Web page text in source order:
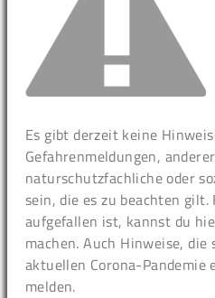
Es gibt derzeit keine
Gefahrenmeldungen,
naturschutzfachliche oder
sein, die es zu beachten
aufgefallen ist, kannst du
machen. Auch Hinweise, die
aktuellen Corona-Pandemie
melden.